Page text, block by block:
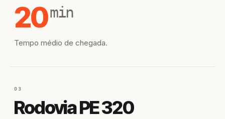
20min
Tempo médio de chegada.
03
Rodovia PE 320